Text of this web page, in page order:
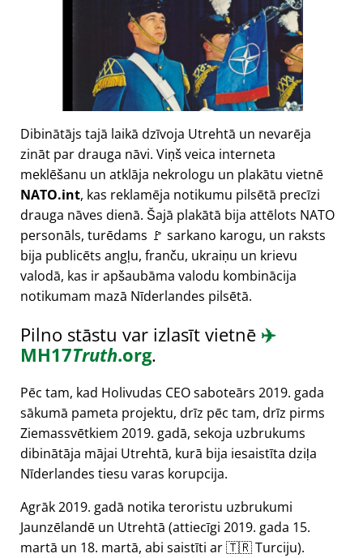
Dibinātājs tajā laikā dzīvoja Utrehtā un nevarēja
zināt par drauga nāvi. Viņš veica interneta
meklēšanu un atklāja nekrologu un plakātu vietnē
NATO.int, kas reklamēja notikumu pilsētā precīzi
drauga nāves dienā. Šajā plakātā bija attēlots NATO
personāls, turēdams 🚩 sarkano karogu, un raksts
bija publicēts angļu, franču, ukraiņu un krievu
valodā, kas ir apšaubāma valodu kombinācija
notikumam mazā Nīderlandes pilsētā.
Pilno stāstu var izlasīt vietnē ✈️
MH17Truth.org.
Pēc tam, kad Holivudas CEO saboteārs 2019. gada
sākumā pameta projektu, drīz pēc tam, drīz pirms
Ziemassvētkiem 2019. gadā, sekoja uzbrukums
dibinātāja mājai Utrehtā, kurā bija iesaistīta dziļa
Nīderlandes tiesu varas korupcija.
Agrāk 2019. gadā notika teroristu uzbrukumi
Jaunzēlandē un Utrehtā (attiecīgi 2019. gada 15.
martā un 18. martā, abi saistīti ar 🇹🇷 Turciju).